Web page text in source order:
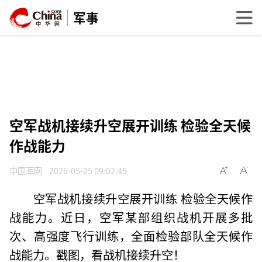
军事
空军战机接续升空展开训练 检验全天候
作战能力
中国军网 2026-05-25 09:02:45
空军战机接续升空展开训练 检验全天候作
战能力。近日，空军某部组织战机开展多批
次、高强度飞行训练，全面检验部队全天候作
战能力。戳图，看战机接续升空！